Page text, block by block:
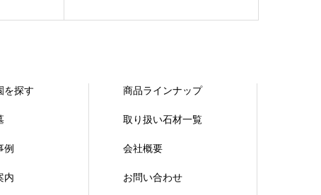
を探す
例
内
商品ラインナップ
取り扱い石材一覧
会社概要
お問い合わせ